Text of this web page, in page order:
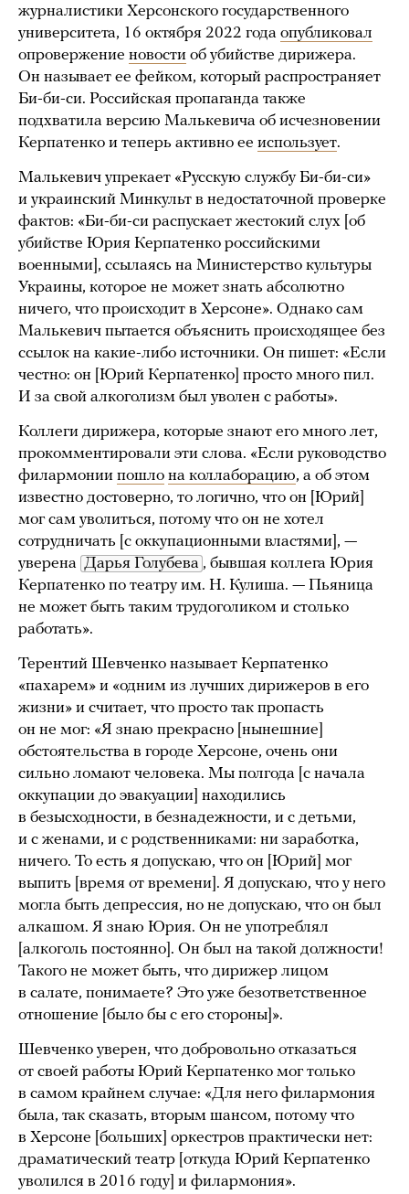
журналистики Херсонского государственного
университета, 16 октября 2022 года опубликовал
опровержение новости об убийстве дирижера.
Он называет ее фейком, который распространяет
Би-би-си. Российская пропаганда также
подхватила версию Малькевича об исчезновении
Керпатенко и теперь активно ее использует.
Малькевич упрекает «Русскую службу Би-би-си»
и украинский Минкульт в недостаточной проверке
фактов: «Би-би-си распускает жестокий слух [об
убийстве Юрия Керпатенко российскими
военными], ссылаясь на Министерство культуры
Украины, которое не может знать абсолютно
ничего, что происходит в Херсоне». Однако сам
Малькевич пытается объяснить происходящее без
ссылок на какие-либо источники. Он пишет: «Если
честно: он [Юрий Керпатенко] просто много пил.
И за свой алкоголизм был уволен с работы».
Коллеги дирижера, которые знают его много лет,
прокомментировали эти слова. «Если руководство
филармонии пошло на коллаборацию, а об этом
известно достоверно, то логично, что он [Юрий]
мог сам уволиться, потому что он не хотел
сотрудничать [с оккупационными властями], —
уверена Дарья Голубева , бывшая коллега Юрия
Керпатенко по театру им. Н. Кулиша. — Пьяница
не может быть таким трудоголиком и столько
работать».
Терентий Шевченко называет Керпатенко
«пахарем» и «одним из лучших дирижеров в его
жизни» и считает, что просто так пропасть
он не мог: «Я знаю прекрасно [нынешние]
обстоятельства в городе Херсоне, очень они
сильно ломают человека. Мы полгода [с начала
оккупации до эвакуации] находились
в безысходности, в безнадежности, и с детьми,
и с женами, и с родственниками: ни заработка,
ничего. То есть я допускаю, что он [Юрий] мог
выпить [время от времени]. Я допускаю, что у него
могла быть депрессия, но не допускаю, что он был
алкашом. Я знаю Юрия. Он не употреблял
[алкоголь постоянно]. Он был на такой должности!
Такого не может быть, что дирижер лицом
в салате, понимаете? Это уже безответственное
отношение [было бы с его стороны]».
Шевченко уверен, что добровольно отказаться
от своей работы Юрий Керпатенко мог только
в самом крайнем случае: «Для него филармония
была, так сказать, вторым шансом, потому что
в Херсоне [больших] оркестров практически нет:
драматический театр [откуда Юрий Керпатенко
уволился в 2016 году] и филармония».